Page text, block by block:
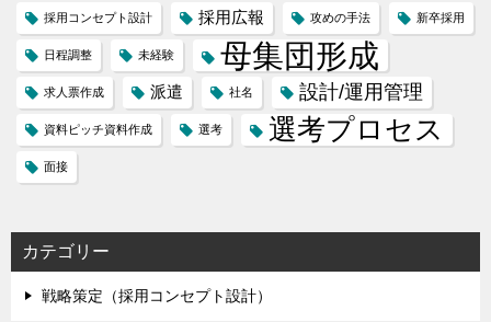
採用コンセプト設計 採用広報 攻めの手法 新卒採用
日程調整 未経験 母集団形成
求人票作成 派遣 社名 設計/運用管理
資料ピッチ資料作成 選考 選考プロセス
面接
カテゴリー
戦略策定（採用コンセプト設計）